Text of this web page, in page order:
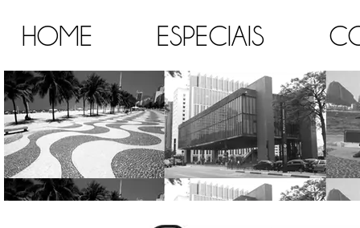
HOME ESPECIAIS